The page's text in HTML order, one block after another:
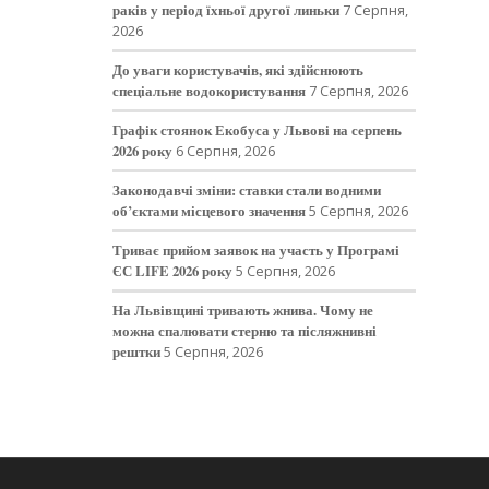
раків у період їхньої другої линьки 7 Серпня,
2026
До уваги користувачів, які здійснюють
спеціальне водокористування 7 Серпня, 2026
Графік стоянок Екобуса у Львові на серпень
2026 року 6 Серпня, 2026
Законодавчі зміни: ставки стали водними
об’єктами місцевого значення5 Серпня, 2026
Триває прийом заявок на участь у Програмі
ЄС LIFE 2026 року5 Серпня, 2026
На Львівщині тривають жнива. Чому не
можна спалювати стерню та післяжнивні
рештки5 Серпня, 2026